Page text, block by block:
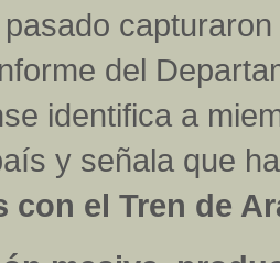
del
identifica a
y señala que
con el Tren de